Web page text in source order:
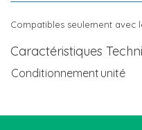
Compatibles seulement avec
Caractéristiques
Conditionnement unité